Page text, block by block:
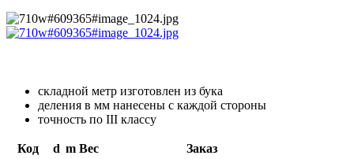
складной метр изготовлен из бука
деления в мм нанесены с каждой стороны
точность по III классу
Код d m Вес
Заказ